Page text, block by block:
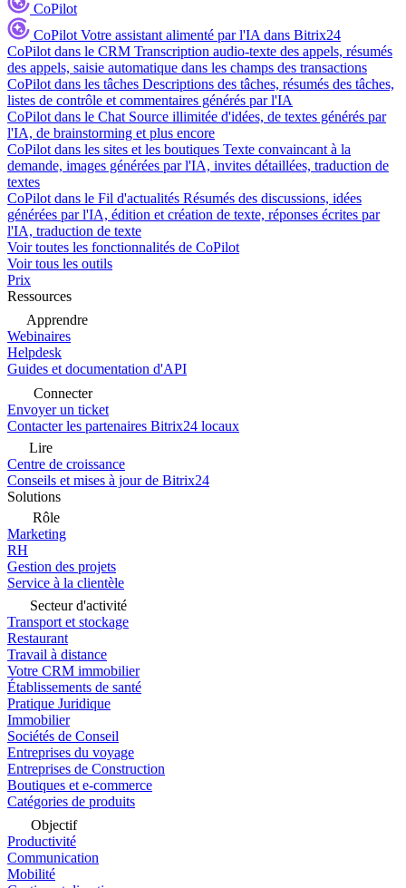
CoPilot
CoPilot Votre assistant alimenté par l'IA dans Bitrix24
CoPilot dans le CRM Transcription audio-texte des appels, résumés
des appels, saisie automatique dans les champs des transactions
CoPilot dans les tâches Descriptions des tâches, résumés des tâches,
listes de contrôle et commentaires générés par l'IA
CoPilot dans le Chat Source illimitée d'idées, de textes générés par
l'IA, de brainstorming et plus encore
CoPilot dans les sites et les boutiques Texte convaincant à la
demande, images générées par l'IA, invites détaillées, traduction de
textes
CoPilot dans le Fil d'actualités Résumés des discussions, idées
générées par l'IA, édition et création de texte, réponses écrites par
l'IA, traduction de texte
Voir toutes les fonctionnalités de CoPilot
Voir tous les outils
Prix
Ressources
Apprendre
Webinaires
Helpdesk
Guides et documentation d'API
Connecter
Envoyer un ticket
Contacter les partenaires Bitrix24 locaux
Lire
Centre de croissance
Conseils et mises à jour de Bitrix24
Solutions
Rôle
Marketing
RH
Gestion des projets
Service à la clientèle
Secteur d'activité
Transport et stockage
Restaurant
Travail à distance
Votre CRM immobilier
Établissements de santé
Pratique Juridique
Immobilier
Sociétés de Conseil
Entreprises du voyage
Entreprises de Construction
Boutiques et e-commerce
Catégories de produits
Objectif
Productivité
Communication
Mobilité